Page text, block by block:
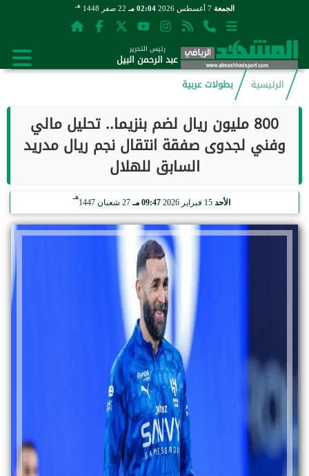
الجمعة 7 أغسطس 2026 02:04 مـ 22 صفر 1448 هـ
رئيس التحرير
عبد الرحمن البيل
الرئيسية
بطولات عربية
800 مليون ريال لضم بنزيما.. تحليل مالي
وفني لجدوى صفقة انتقال نجم ريال مدريد
السابق للهلال
الأحد 09:47 مـ 27 شعبان 1447
هـ